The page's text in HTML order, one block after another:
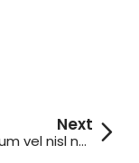
Vestibulum vel nisl nec enim imperdiet varius